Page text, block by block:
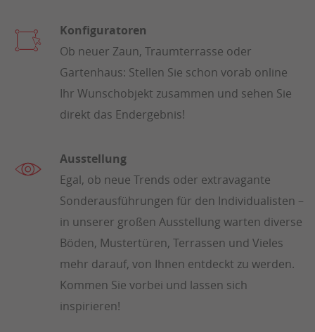
Konfiguratoren
Ob neuer Zaun, Traumterrasse oder
Gartenhaus: Stellen Sie schon vorab online
Ihr Wunschobjekt zusammen und sehen Sie
direkt das Endergebnis!
Ausstellung
Egal, ob neue Trends oder extravagante
Sonderausführungen für den Individualisten –
in unserer großen Ausstellung warten diverse
Böden, Mustertüren, Terrassen und Vieles
mehr darauf, von Ihnen entdeckt zu werden.
Kommen Sie vorbei und lassen sich
inspirieren!